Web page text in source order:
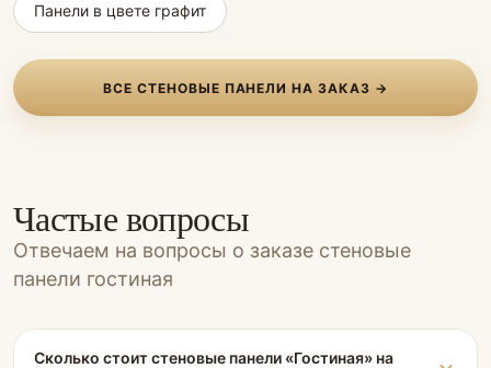
Панели в цвете графит
ВСЕ СТЕНОВЫЕ ПАНЕЛИ НА ЗАКАЗ →
Частые вопросы
Отвечаем на вопросы о заказе стеновые
панели гостиная
Сколько стоит стеновые панели «Гостиная» на